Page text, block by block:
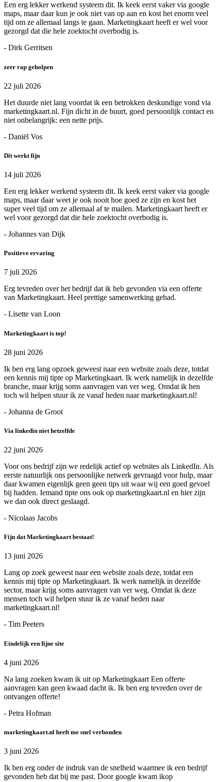
Een erg lekker werkend systeem dit. Ik keek eerst vaker via google
maps, maar daar kun je ook niet van op aan en kost het enorm veel
tijd om ze allemaal langs te gaan. Marketingkaart heeft er wel voor
gezorgd dat die hele zoektocht overbodig is.
- Dirk Gerritsen
zeer rap geholpen
22 juli 2026
Het duurde niet lang voordat ik een betrokken deskundige vond via
marketingkaart.nl. Fijn dicht in de buurt, goed persoonlijk contact en
niet onbelangrijk: een nette prijs.
- Daniël Vos
Dit werkt fijn
14 juli 2026
Een erg lekker werkend systeem dit. Ik keek eerst vaker via google
maps, maar daar weet je ook nooit hoe goed ze zijn en kost het
super veel tijd om ze allemaal af te mailen. Marketingkaart heeft er
wel voor gezorgd dat die hele zoektocht overbodig is.
- Johannes van Dijk
Positieve ervaring
7 juli 2026
Erg tevreden over het bedrijf dat ik heb gevonden via een offerte
van Marketingkaart. Heel prettige samenwerking gehad.
- Lisette van Loon
Marketingkaart is top!
28 juni 2026
Ik ben erg lang opzoek geweest naar een website zoals deze, totdat
een kennis mij tipte op Marketingkaart. Ik werk namelijk in dezelfde
branche, maar krijg soms aanvragen van ver weg. Omdat ik hen
toch wil helpen stuur ik ze vanaf heden naar marketingkaart.nl!
- Johanna de Groot
Via linkedin niet hetzelfde
22 juni 2026
Voor ons bedrijf zijn we redelijk actief op websites als LinkedIn. Als
eerste natuurlijk ons persoonlijke netwerk gevraagd voor hulp, maar
daar kwamen eigenlijk geen geen tips uit waar wij een goed gevoel
bij hadden. Iemand tipte ons ook op marketingkaart.nl en hier zijn
we dan ook direct geslaagd.
- Nicolaas Jacobs
Fijn dat Marketingkaart bestaat!
13 juni 2026
Lang op zoek geweest naar een website zoals deze, totdat een
kennis mij tipte op Marketingkaart. Ik werk namelijk in dezelfde
sector, maar krijg soms aanvragen van ver weg. Omdat ik deze
mensen toch wil helpen stuur ik ze vanaf heden naar
marketingkaart.nl!
- Tim Peeters
Eindelijk een fijne site
4 juni 2026
Na lang zoeken kwam ik uit op Marketingkaart Een offerte
aanvragen kan geen kwaad dacht ik. Ik ben erg tevreden over de
ontvangen offerte!
- Petra Hofman
marketingkaart.nl heeft me snel verbonden
3 juni 2026
Ik ben erg onder de indruk van de snelheid waarmee ik een bedrijf
gevonden heb dat bij me past. Door google kwam ikop